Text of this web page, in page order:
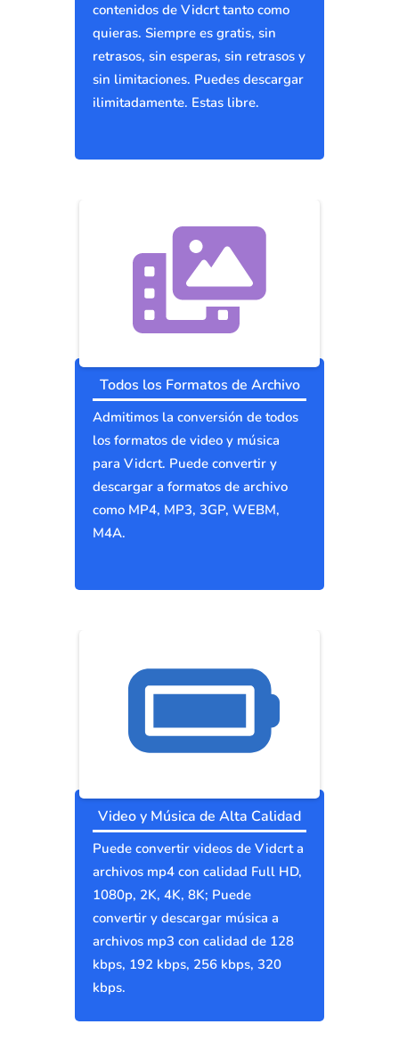
contenidos de Vidcrt tanto como
quieras. Siempre es gratis, sin
retrasos, sin esperas, sin retrasos y
sin limitaciones. Puedes descargar
ilimitadamente. Estas libre.
Todos los Formatos de Archivo
Admitimos la conversión de todos
los formatos de video y música
para Vidcrt. Puede convertir y
descargar a formatos de archivo
como MP4, MP3, 3GP, WEBM,
M4A.
Video y Música de Alta Calidad
Puede convertir videos de Vidcrt a
archivos mp4 con calidad Full HD,
1080p, 2K, 4K, 8K; Puede
convertir y descargar música a
archivos mp3 con calidad de 128
kbps, 192 kbps, 256 kbps, 320
kbps.